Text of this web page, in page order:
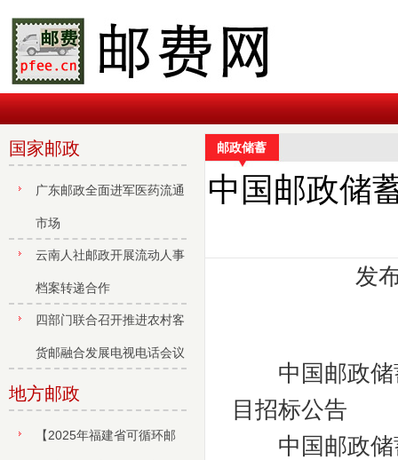
国家邮政
广东邮政全面进军医药流通
市场
云南人社邮政开展流动人事
档案转递合作
四部门联合召开推进农村客
货邮融合发展电视电话会议
地方邮政
【2025年福建省可循环邮
邮政储蓄
中国邮政储
发
中国邮政储蓄
目招标公告
中国邮政储蓄